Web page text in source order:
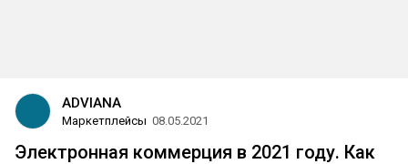
ADVIANA
Маркетплейсы 08.05.2021
Электронная коммерция в 2021 году. Как